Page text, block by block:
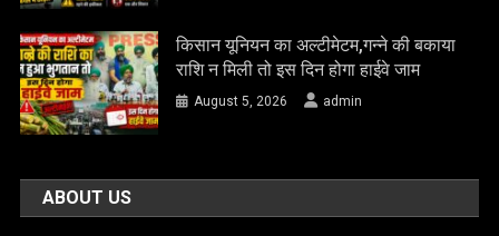
किसान यूनियन का अल्टीमेटम,गन्ने की बकाया
राशि न मिली तो इस दिन होगा हाईवे जाम
August 5, 2026 admin
ABOUT US